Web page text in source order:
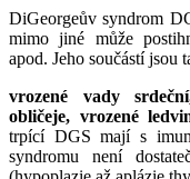
DiGeorgeův syndrom
mimo jiné může
apod. Jeho součástí jsou
vrozené vady
obličeje, vrozené
trpící DGS mají s
syndromu není